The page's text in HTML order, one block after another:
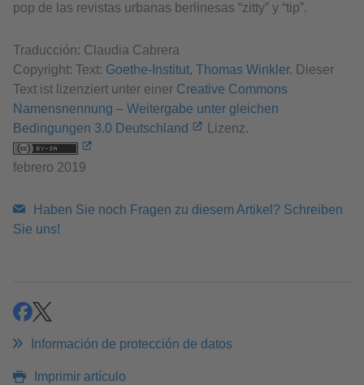
pop de las revistas urbanas berlinesas “zitty” y “tip”.
Traducción: Claudia Cabrera
Copyright: Text: Goethe-Institut, Thomas Winkler. Dieser
Text ist lizenziert unter einer Creative Commons
Namensnennung – Weitergabe unter gleichen
Bedingungen 3.0 Deutschland
Lizenz.
febrero 2019
Haben Sie noch Fragen zu diesem Artikel? Schreiben
Sie uns!
compartir
compartir
Información de protección de datos
Imprimir artículo